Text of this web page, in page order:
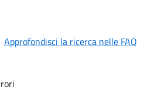
Approfondisci la ricerca nelle FAQ